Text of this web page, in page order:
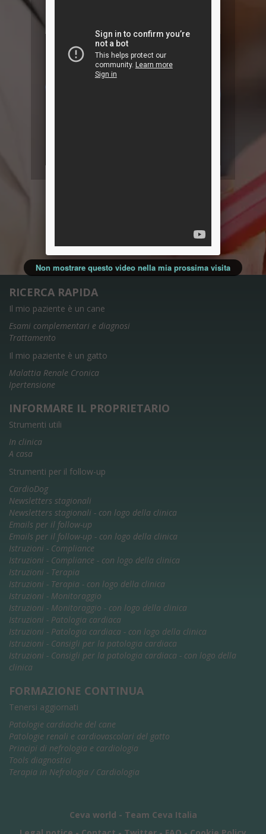
RICERCA RAPIDA
Il mio paziente è un cane
Esami complementari e diagnosi
Trattamento
Il mio paziente è un gatto
Malattia Renale Cronica
Ipertensione
INFORMARE IL PROPRIETARIO
Strumenti utili
In clinica
A casa
Strumenti per il follow-up
CardioDog
Newsletters stagionali
Newsletters stagionali - con logo della clinica
Emails per il follow-up
Emails per il follow-up - con logo della clinica
Istruzioni - Compliance
Istruzioni - Compliance - con logo della clinica
Istruzioni - Terapia
Istruzioni - Terapia - con logo della clinica
Istruzioni - Monitoraggio
Istruzioni - Monitoraggio - con logo della clinica
Istruzioni - Patologia cardiaca
Istruzioni - Patologia cardiaca - con logo della clinica
Istruzioni - Consigli per la patologia cardiaca
Istruzioni - Consigli per la patologia cardiaca - con logo della
clinica
FORMAZIONE CONTINUA
Tenersi aggiornati
Patologie cardiache del cane
Patologie renali e cardiovascolari del gatto
Principi di nefrologia e cardiologia
Tools diagnostici
Terapia in Nefrologia / Cardiologia
Ceva world - Team Ceva Italia
Non mostrare questo video nella mia prossima visita